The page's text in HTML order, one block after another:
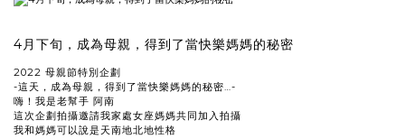
4月下旬，成為母親，得到了當快樂媽媽的秘密
2022 母親節特別企劃
-這天，成為母親，得到了當快樂媽媽的秘密…-
嗨！我是老幫手 阿南
這次企劃拍攝邀請我家處女座媽媽共同加入拍攝
我和媽媽可以說是天南地北地性格